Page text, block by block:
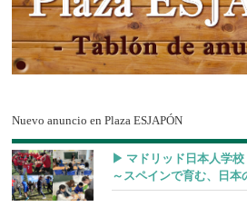
Nuevo anuncio en Plaza ESJAPÓN
▶︎ マドリッド日本人学校
～スペインで育む、日本